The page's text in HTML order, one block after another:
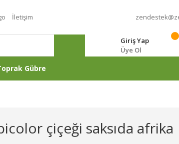
İletişim
Giriş Yap
Üye Ol
Gübre
çiçeği saksıda afrika